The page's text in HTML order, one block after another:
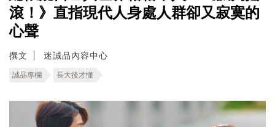
滾！》直指現代人身處人群卻又寂寞的
心聲
撰文 迷誠品內容中心
誠品專欄 長大後才懂